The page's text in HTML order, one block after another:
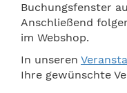
Buchungsfenster
Anschließend
im Webshop.
In unseren
Ihre gewünschte